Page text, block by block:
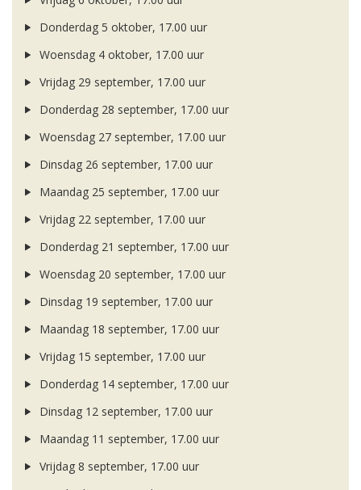
Donderdag 5 oktober, 17.00 uur
Woensdag 4 oktober, 17.00 uur
Vrijdag 29 september, 17.00 uur
Donderdag 28 september, 17.00 uur
Woensdag 27 september, 17.00 uur
Dinsdag 26 september, 17.00 uur
Maandag 25 september, 17.00 uur
Vrijdag 22 september, 17.00 uur
Donderdag 21 september, 17.00 uur
Woensdag 20 september, 17.00 uur
Dinsdag 19 september, 17.00 uur
Maandag 18 september, 17.00 uur
Vrijdag 15 september, 17.00 uur
Donderdag 14 september, 17.00 uur
Dinsdag 12 september, 17.00 uur
Maandag 11 september, 17.00 uur
Vrijdag 8 september, 17.00 uur